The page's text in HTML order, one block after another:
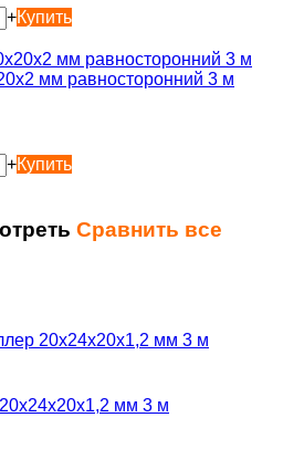
+Купить
мм равносторонний 3 м
+Купить
Сравнить все
мм 3 м